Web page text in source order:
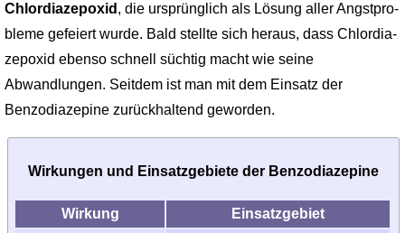
Chlordiazepoxid , die ursprünglich als Lösung aller Angstpro­
bleme gefeiert wurde. Bald stellte sich heraus, dass Chlordia­
zepoxid ebenso schnell süchtig macht wie seine
Abwandlungen. Seitdem ist man mit dem Einsatz der
Benzodiazepine zurück­haltend geworden.
Wirkungen und Einsatzgebiete der Benzodiazepine
Wirkung
Einsatz­gebiet